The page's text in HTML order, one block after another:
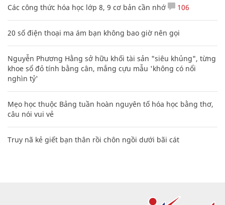
Các công thức hóa học lớp 8, 9 cơ bản cần nhớ 106
20 số điện thoại ma ám bạn không bao giờ nên gọi
Nguyễn Phương Hằng sở hữu khối tài sản "siêu khủng", từng
khoe sổ đỏ tính bằng cân, mắng cựu mẫu 'không có nổi
nghìn tỷ'
Mẹo học thuộc Bảng tuần hoàn nguyên tố hóa học bằng thơ,
câu nói vui vẻ
Truy nã kẻ giết bạn thân rồi chôn ngồi dưới bãi cát